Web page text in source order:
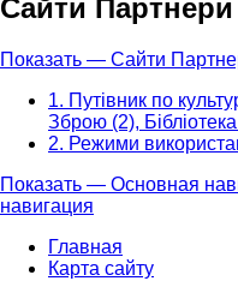
Сайти Партнери
Показать — Сайти
1. Путівник по
Зброю (2),
2. Режими
Основная
навигация
Показать — Основная
навигация
Главная
Карта сайту